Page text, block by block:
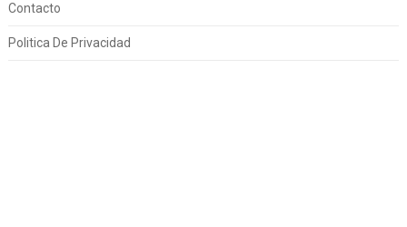
Contacto
Politica De Privacidad